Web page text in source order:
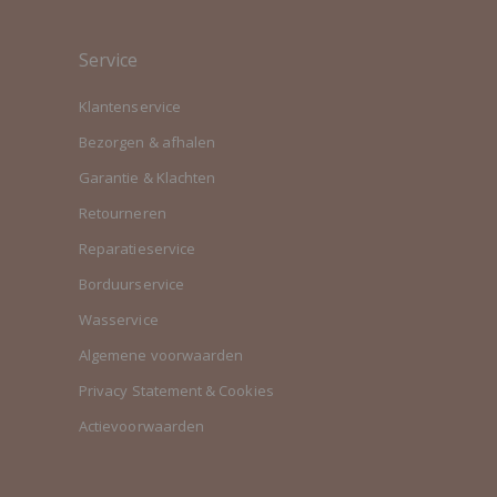
Service
Klantenservice
Bezorgen & afhalen
Garantie & Klachten
Retourneren
Reparatieservice
Borduurservice
Wasservice
Algemene voorwaarden
Privacy Statement & Cookies
Actievoorwaarden